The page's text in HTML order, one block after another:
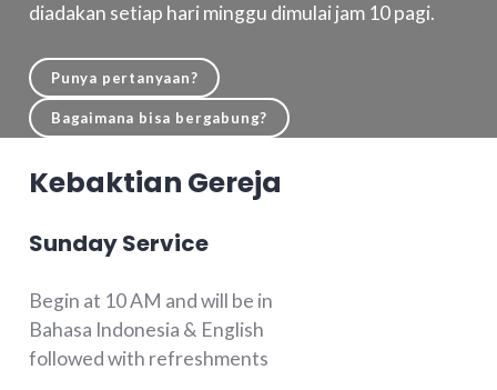
diadakan setiap hari minggu dimulai jam 10 pagi.
Punya pertanyaan?
Bagaimana bisa bergabung?
Kebaktian Gereja
Sunday Service
Begin at 10 AM and will be in
Bahasa Indonesia & English
followed with refreshments